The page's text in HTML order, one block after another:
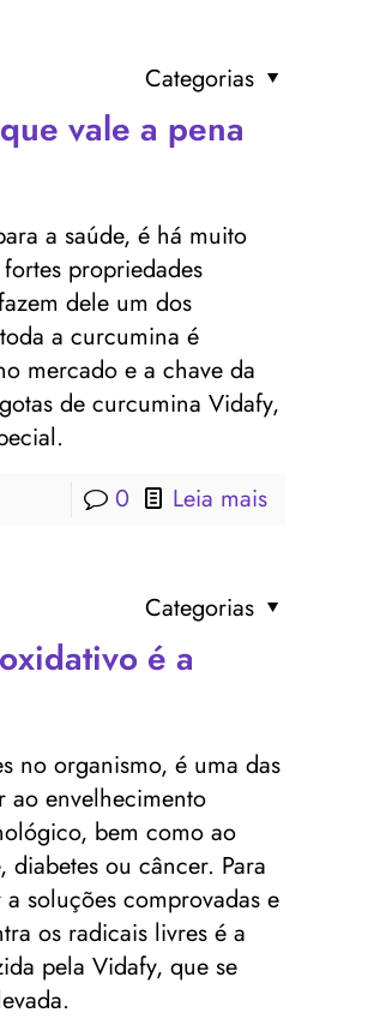
Categorias
vale a pena
a saúde, é há muito
propriedades
dele um dos
a curcumina é
mercado e a chave da
de curcumina Vidafy,
0 Leia mais
Categorias
é a
no organismo, é uma das
ao envelhecimento
bem como ao
ou câncer. Para
soluções comprovadas e
os radicais livres é a
pela Vidafy, que se